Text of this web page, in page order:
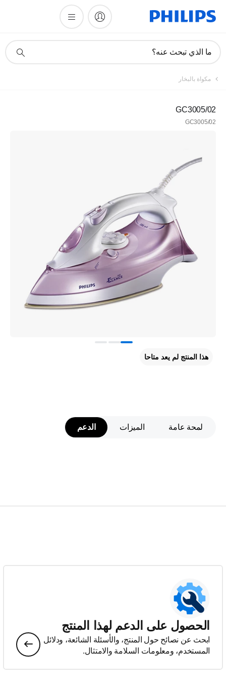
دعم
ما الذي تبحث عنه؟
مكواة بالبخار
GC3005/02
GC3005/02
هذا المنتج لم يعد متاحا
لمحة عامة الميزات الدعم
الحصول على الدعم لهذا المنتج
ابحث عن نصائح حول المنتج، والأسئلة الشائعة، ودلائل
المستخدم، ومعلومات السلامة والامتثال.